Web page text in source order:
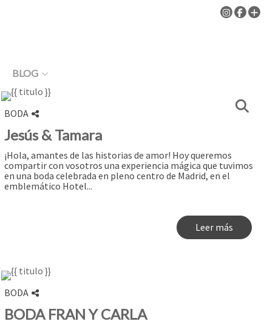
BLOG
BODA
Jesús & Tamara
¡Hola, amantes de las historias de amor! Hoy queremos
compartir con vosotros una experiencia mágica que tuvimos
en una boda celebrada en pleno centro de Madrid, en el
emblemático Hotel...
Leer más
BODA
BODA FRAN Y CARLA